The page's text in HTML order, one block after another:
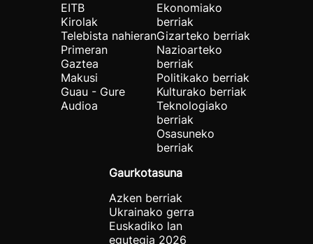
EITB
Kirolak
Telebista nahieran
Primeran
Gaztea
Makusi
Guau - Gure
Audioa
Ekonomiako
berriak
Gizarteko berriak
Nazioarteko
berriak
Politikako berriak
Kulturako berriak
Teknologiako
berriak
Osasuneko
berriak
Gaurkotasuna
Azken berriak
Ukrainako gerra
Euskadiko lan
egutegia 2026